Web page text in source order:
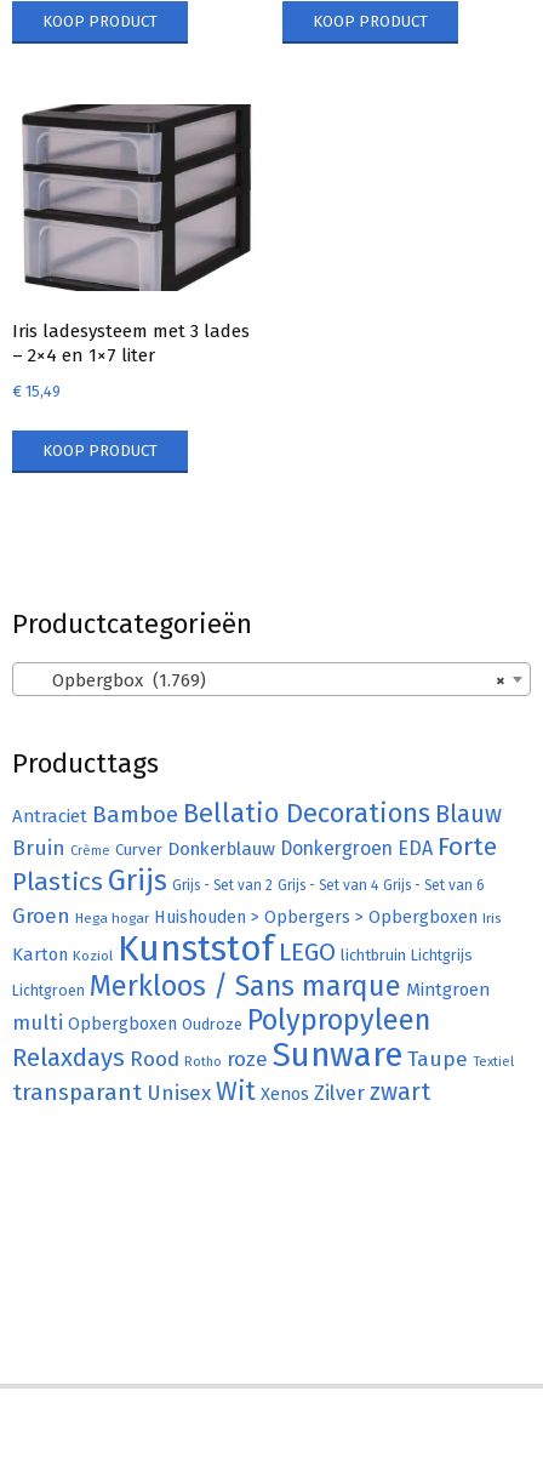
KOOP PRODUCT KOOP PRODUCT
Iris ladesysteem met 3 lades
– 2×4 en 1×7 liter
€ 15,49
KOOP PRODUCT
Productcategorieën
×
Opbergbox (1.769)
Producttags
Antraciet Bamboe Bellatio Decorations Blauw
Bruin Crème Curver Donkerblauw Donkergroen EDA Forte
Plastics Grijs Grijs - Set van 2 Grijs - Set van 4 Grijs - Set van 6
Groen Hega hogar Huishouden > Opbergers > Opbergboxen Iris
Karton Koziol Kunststof LEGO lichtbruin Lichtgrijs
Lichtgroen Merkloos / Sans marque Mintgroen
multi Opbergboxen Oudroze Polypropyleen
Relaxdays Rood Rotho roze Sunware Taupe Textiel
transparant UnisexWit Xenos Zilver zwart